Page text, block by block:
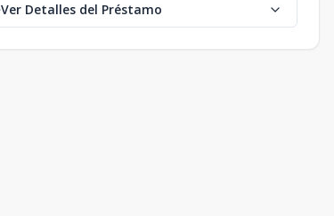
Ver Detalles del Préstamo